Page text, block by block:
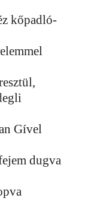
kőpadló-
Gível
dugva